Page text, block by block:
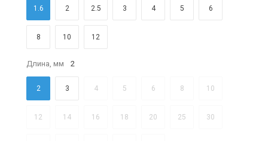
1.6 2 2.5 3 4 5 6
8 10 12
Длина, мм 2
2 3 4 5 6 8 10
12 14 16 18 20 25 30